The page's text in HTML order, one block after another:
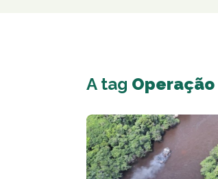
A tag Operação